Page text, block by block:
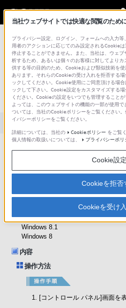
総合サポート・お問い
文書番号 : S1206200039187 / 最終更新日 :
[Windows 8] IPアドレス
の確認方法を教えてくださ
[ネットワーク接続の詳細]画面の[IPv4 ア
Windows 8.1
Windows 8
内容
操作方法
[コントロール パネル]画面を
当社ウェブサイトでは快適な閲覧のため
プライバシー設定、ログイン、フォームへの入力
用者のアクションに応じてのみ設定されるCookie
停止することができません。また、当社は、ウェ
析するため、あるいは個々のお客様に対してより
供する等の目的のため、Cookieおよび類似技術を
あります。それらのCookieの受け入れを拒否する
ックしてください。Cookie使用にご同意頂ける場
ックして下さい。Cookie設定をカスタマイズする
ください。Cookieの設定をいつでも管理すること
よっては、このウェブサイトの機能の一部が使用
ついては、当社のCookieポリシーをご覧ください
イバシーポリシーをご覧ください。
詳細については、当社の
Cookieポリシー をご覧
個人情報の取扱いについては、
プライバシーポリ
Cookie設定
Cookieを拒否
Cookieを受け